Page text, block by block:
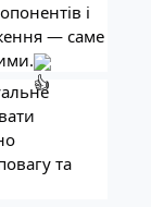
і
— саме
та